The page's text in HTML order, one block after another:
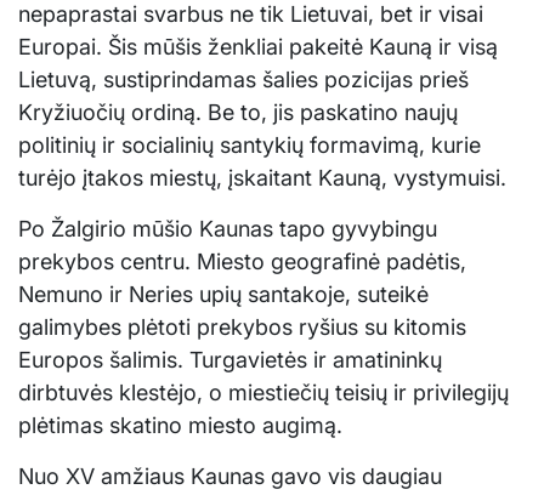
nepaprastai svarbus ne tik Lietuvai, bet ir visai
Europai. Šis mūšis ženkliai pakeitė Kauną ir visą
Lietuvą, sustiprindamas šalies pozicijas prieš
Kryžiuočių ordiną. Be to, jis paskatino naujų
politinių ir socialinių santykių formavimą, kurie
turėjo įtakos miestų, įskaitant Kauną, vystymuisi.
Po Žalgirio mūšio Kaunas tapo gyvybingu
prekybos centru. Miesto geografinė padėtis,
Nemuno ir Neries upių santakoje, suteikė
galimybes plėtoti prekybos ryšius su kitomis
Europos šalimis. Turgavietės ir amatininkų
dirbtuvės klestėjo, o miestiečių teisių ir privilegijų
plėtimas skatino miesto augimą.
Nuo XV amžiaus Kaunas gavo vis daugiau